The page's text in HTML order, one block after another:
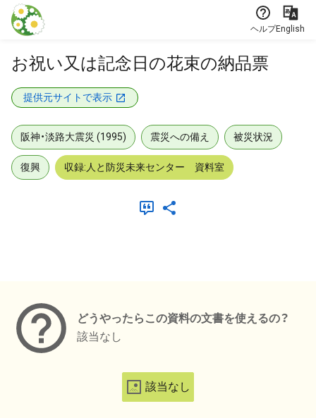
本文に飛ぶ
ヘルプEnglish
お祝い又は記念日の花束の納品票
提供元サイトで表示
阪神・淡路大震災 (1995) 震災への備え 被災状況
復興 収録:人と防災未来センター 資料室
どうやったらこの資料の文書を使えるの？
該当なし
該当なし